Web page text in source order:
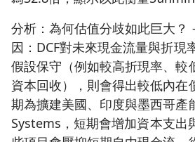
分析：為何估值分歧如此巨大？
因：DCF對未來現金流量與折現
假設保守（例如較高折現率、較
資本回收），則會得出較低內在
期為擴建美國、印度與墨西哥產
Systems，短期會增加資本支出